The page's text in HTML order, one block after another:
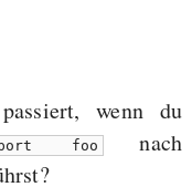
wenn du
foo nach